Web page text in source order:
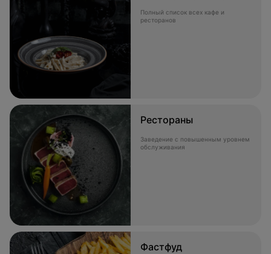
Полный список всех кафе и
ресторанов
Рестораны
Заведение с повышенным уровнем
обслуживания
Фастфуд